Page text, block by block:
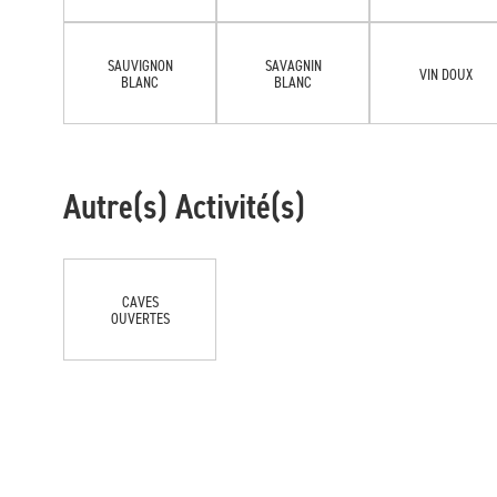
SAUVIGNON
BLANC
SAVAGNIN
BLANC
VIN DOUX
Autre(s) Activité(s)
CAVES
OUVERTES